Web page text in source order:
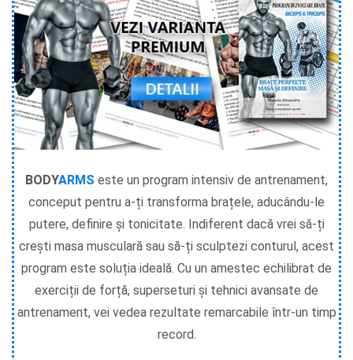
BODYARMS este un program intensiv de antrenament,
conceput pentru a-ți transforma brațele, aducându-le
putere, definire și tonicitate. Indiferent dacă vrei să-ți
crești masa musculară sau să-ți sculptezi conturul, acest
program este soluția ideală. Cu un amestec echilibrat de
exerciții de forță, superseturi și tehnici avansate de
antrenament, vei vedea rezultate remarcabile într-un timp
record.